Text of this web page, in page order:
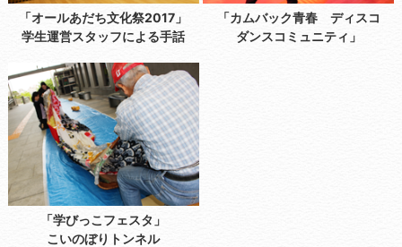
「オールあだち文化祭2017」
学生運営スタッフによる手話
「カムバック青春 ディスコ
ダンスコミュニティ」
「学びっこフェスタ」
こいのぼりトンネル